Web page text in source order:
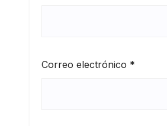
Correo electrónico *